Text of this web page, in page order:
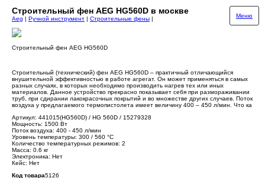
Строительный фен AEG HG560D в москве
Меню
Aeg | Ручной инструмент | Строительные фены |
Строительный фен AEG HG560D
Строительный (технический) фен AEG HG560D – практичный отличающийся
внушительной эффективностью в работе агрегат. Он может применяться в самых
разных случаях, в которых необходимо производить нагрев тех или иных
материалов. Данное устройство прекрасно показывает себя при размораживании
труб, при сдирании лакокрасочных покрытий и во множестве других случаев. Поток
воздуха у предлагаемого термопистолета имеет величину 400 – 450 л/мин. Что ка
Артикул: 441015(HG560D) / HG 560D / 15279328
Мощность: 1500 Вт
Поток воздуха: 400 - 450 л/мин
Уровень температуры: 300 / 560 °C
Количество температурных режимов: 2
Масса: 0.6 кг
Электроника: Нет
Кейс: Нет
Код товара5126